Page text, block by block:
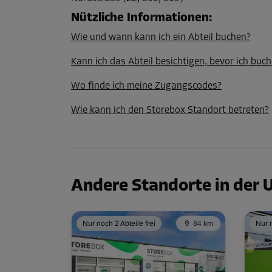
L:3m B: 1,9m H: 2,6m
Fläche: 9,9 m²
Abteil 75
Fläche: 1,4 m²
Nützliche Informationen:
Wie und wann kann ich ein Abteil buchen?
Kann ich das Abteil besichtigen, bevor ich
Wo finde ich meine Zugangscodes?
Wie kann ich den Storebox Standort betreten?
Andere Standorte in der
Nur noch 2 Abteile frei 84 km Nur